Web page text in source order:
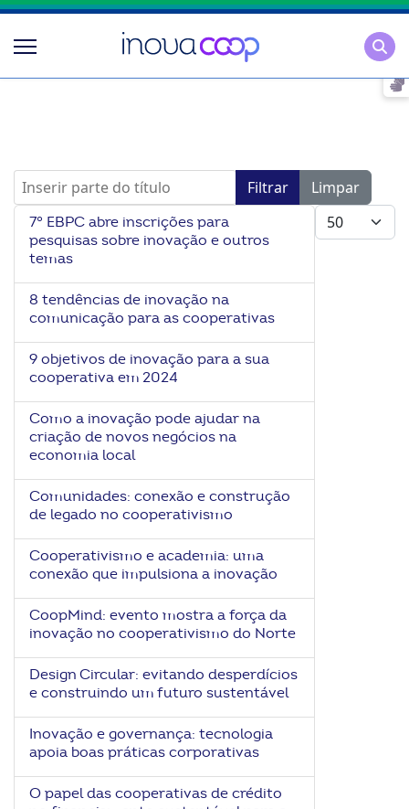
Inserir parte do título Filtrar
Limpar
Mostrar #
7° EBPC abre inscrições para
pesquisas sobre inovação e outros
temas
8 tendências de inovação na
comunicação para as cooperativas
9 objetivos de inovação para a sua
cooperativa em 2024
Como a inovação pode ajudar na
criação de novos negócios na
economia local
Comunidades: conexão e construção
de legado no cooperativismo
Cooperativismo e academia: uma
conexão que impulsiona a inovação
CoopMind: evento mostra a força da
inovação no cooperativismo do Norte
Design Circular: evitando desperdícios
e construindo um futuro sustentável
Inovação e governança: tecnologia
apoia boas práticas corporativas
O papel das cooperativas de crédito